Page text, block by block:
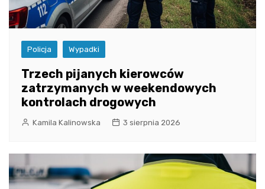
Policja Wypadki
Trzech pijanych kierowców
zatrzymanych w weekendowych
kontrolach drogowych
Kamila Kalinowska 3 sierpnia 2026